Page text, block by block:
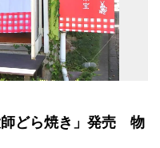
師どら焼き」発売 物